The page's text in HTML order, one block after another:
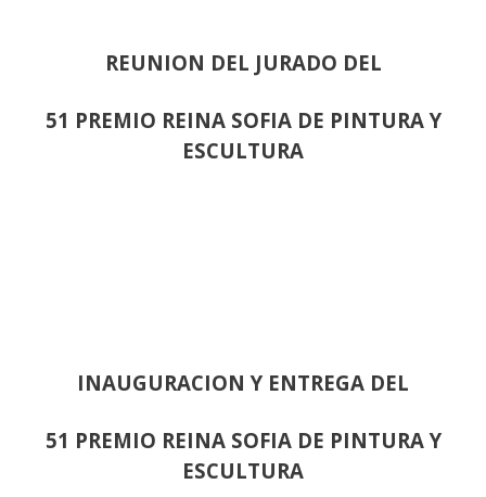
REUNION DEL JURADO DEL
51 PREMIO REINA SOFIA DE PINTURA Y
ESCULTURA
INAUGURACION Y ENTREGA DEL
51 PREMIO REINA SOFIA DE PINTURA Y
ESCULTURA